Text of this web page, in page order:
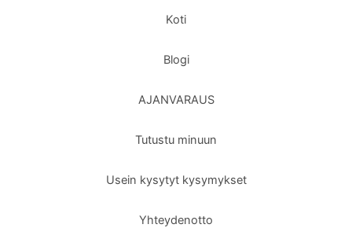
Koti
Blogi
AJANVARAUS
Tutustu minuun
Usein kysytyt kysymykset
Yhteydenotto